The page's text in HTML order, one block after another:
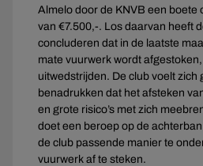
Almelo door de KNVB een boete
van €7.500,-. Los daarvan heeft
concluderen dat in de laatste
mate vuurwerk wordt
uitwedstrijden. De club voelt zich
benadrukken dat het afsteken
en grote risico’s met zich
doet een beroep op de
de club passende manier te
vuurwerk af te steken.